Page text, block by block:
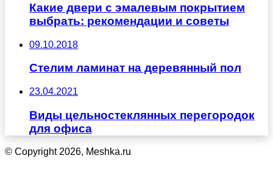
Какие двери с эмалевым покрытием
выбрать: рекомендации и советы
09.10.2018
Стелим ламинат на деревянный пол
23.04.2021
Виды цельностеклянных перегородок
для офиса
© Copyright 2026, Meshka.ru